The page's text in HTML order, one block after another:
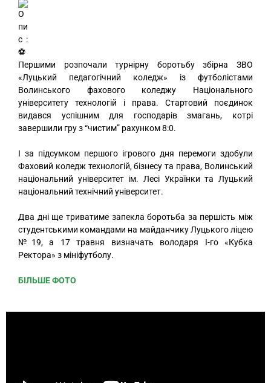
Першими розпочали турнірну боротьбу збірна ЗВО
«Луцький педагогічний коледж» із футболістами
Волинського фахового коледжу Національного
університету технологій і права. Стартовий поєдинок
видався успішним для господарів змагань, котрі
завершили гру з “чистим” рахунком 8:0.
І за підсумком першого ігрового дня перемоги здобули
Фаховий коледж технологій, бізнесу та права, Волинський
національний університет ім. Лесі Українки та Луцький
національний технічний університет.
Два дні ще триватиме запекла боротьба за першість між
студентськими командами на майданчику Луцького ліцею
№19, а 17 травня визначать володаря І-го «Кубка
Ректора» з мініфутболу.
БІЛЬШЕ ФОТО